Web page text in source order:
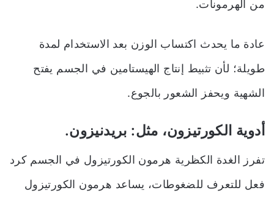
من الهرمونات.
عادة ما يحدث اكتساب الوزن بعد الاستخدام لمدة
طويلة؛ لأن تثبيط إنتاج الهيستامين في الجسم يفتح
الشهية ويحفز الشعور بالجوع.
أدوية الكورتيزون، مثل: بريدنيزون.
تفرز الغدة الكظرية هرمون الكورتيزول في الجسم كرد
فعل للتعرف للضغوطات، يساعد هرمون الكورتيزول